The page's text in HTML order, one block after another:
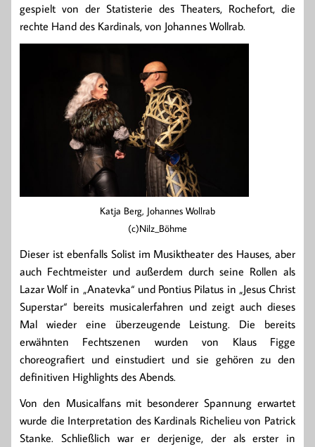
gespielt von der Statisterie des Theaters, Rochefort, die
rechte Hand des Kardinals, von Johannes Wollrab.
Katja Berg, Johannes Wollrab
(c)Nilz_Böhme
Dieser ist ebenfalls Solist im Musiktheater des Hauses, aber
auch Fechtmeister und außerdem durch seine Rollen als
Lazar Wolf in „Anatevka“ und Pontius Pilatus in „Jesus Christ
Superstar“ bereits musicalerfahren und zeigt auch dieses
Mal wieder eine überzeugende Leistung. Die bereits
erwähnten Fechtszenen wurden von Klaus Figge
choreografiert und einstudiert und sie gehören zu den
definitiven Highlights des Abends.
Von den Musicalfans mit besonderer Spannung erwartet
wurde die Interpretation des Kardinals Richelieu von Patrick
Stanke. Schließlich war er derjenige, der als erster in